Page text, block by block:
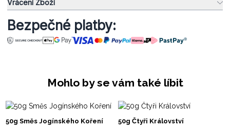
Vrácení Zboží
Bezpečné platby:
Mohlo by se vám také líbit
50g Směs Jogínského Koření 50g Čtyři Království